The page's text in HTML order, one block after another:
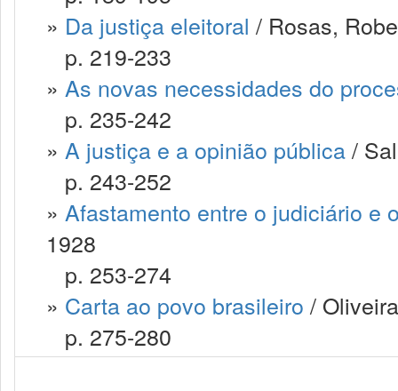
» Da justiça eleitoral / Rosas,
p. 219-233
» As novas necessidades do
p. 235-242
» A justiça e a opinião pública/
p. 243-252
» Afastamento entre o judiciário e
1928
p. 253-274
» Carta ao povo brasileiro /
p. 275-280